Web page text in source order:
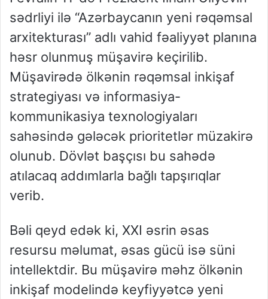
sədrliyi ilə “Azərbaycanın yeni rəqəmsal
arxitekturası” adlı vahid fəaliyyət planına
həsr olunmuş müşavirə keçirilib.
Müşavirədə ölkənin rəqəmsal inkişaf
strategiyası və informasiya-
kommunikasiya texnologiyaları
sahəsində gələcək prioritetlər müzakirə
olunub. Dövlət başçısı bu sahədə
atılacaq addımlarla bağlı tapşırıqlar
verib.
Bəli qeyd edək ki, XXI əsrin əsas
resursu məlumat, əsas gücü isə süni
intellektdir. Bu müşavirə məhz ölkənin
inkişaf modelində keyfiyyətcə yeni